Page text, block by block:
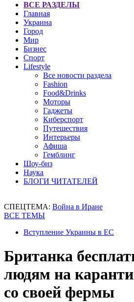
ВСЕ РАЗДЕЛЫ
Главная
Украина
Город
Мир
Бизнес
Спорт
Lifestyle
Все новости раздела
Fashion
Food&Drinks
Моторы
Гаджеты
Киберспорт
Путешествия
Интерьеры
Афиша
Гемблинг
Шоу-биз
Наука
БЛОГИ ЧИТАТЕЛЕЙ
СПЕЦТЕМА: Война в Иране
ВСЕ ТЕМЫ
Вступление Украины в ЕС
Британка
людям на
со своей фермы